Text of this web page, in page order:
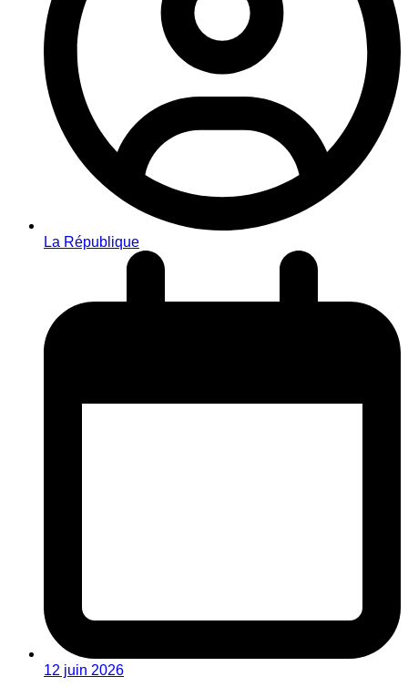
La République
12 juin 2026